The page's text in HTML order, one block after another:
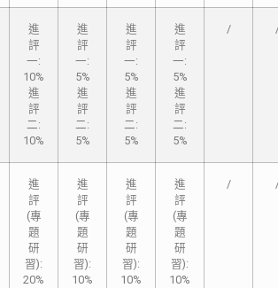
進
評
一:
10%
進
評
二:
10%
進
評
一:
5%
進
評
二:
5%
進
評
一:
5%
進
評
二:
5%
進
評
一:
5%
進
評
二:
5%
/
進
評
(專
題
研
習):
20%
進
評
(專
題
研
習):
10%
進
評
(專
題
研
習):
10%
進
評
(專
題
研
習):
10%
/